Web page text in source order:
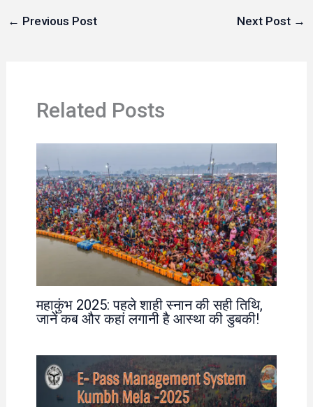
← Previous Post Next Post →
Related Posts
महाकुंभ 2025: पहले शाही स्नान की सही तिथि,
जानें कब और कहां लगानी है आस्था की डुबकी!